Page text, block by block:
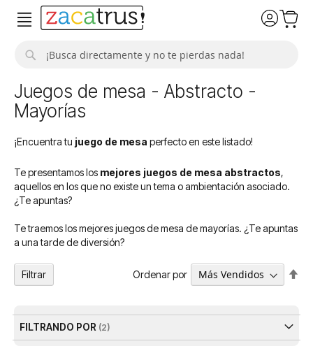
Juegos de mesa - Abstracto -
Mayorías
¡Encuentra tu juego de mesa perfecto en este listado!
Te presentamos los mejores juegos de mesa abstractos,
aquellos en los que no existe un tema o ambientación asociado.​
¿Te apuntas?
Te traemos los mejores juegos de mesa de mayorías. ¿Te apuntas
a una tarde de diversión?
Ordenar por
Filtrar
FILTRANDO POR